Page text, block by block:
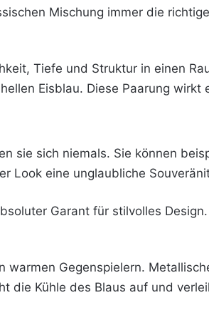
Mischung immer die
Tiefe und Struktur in einen
Eisblau. Diese Paarung
sie sich niemals. Sie können
Look eine unglaubliche
Garant für stilvolles Design.
Gegenspielern.
die Kühle des Blaus auf und